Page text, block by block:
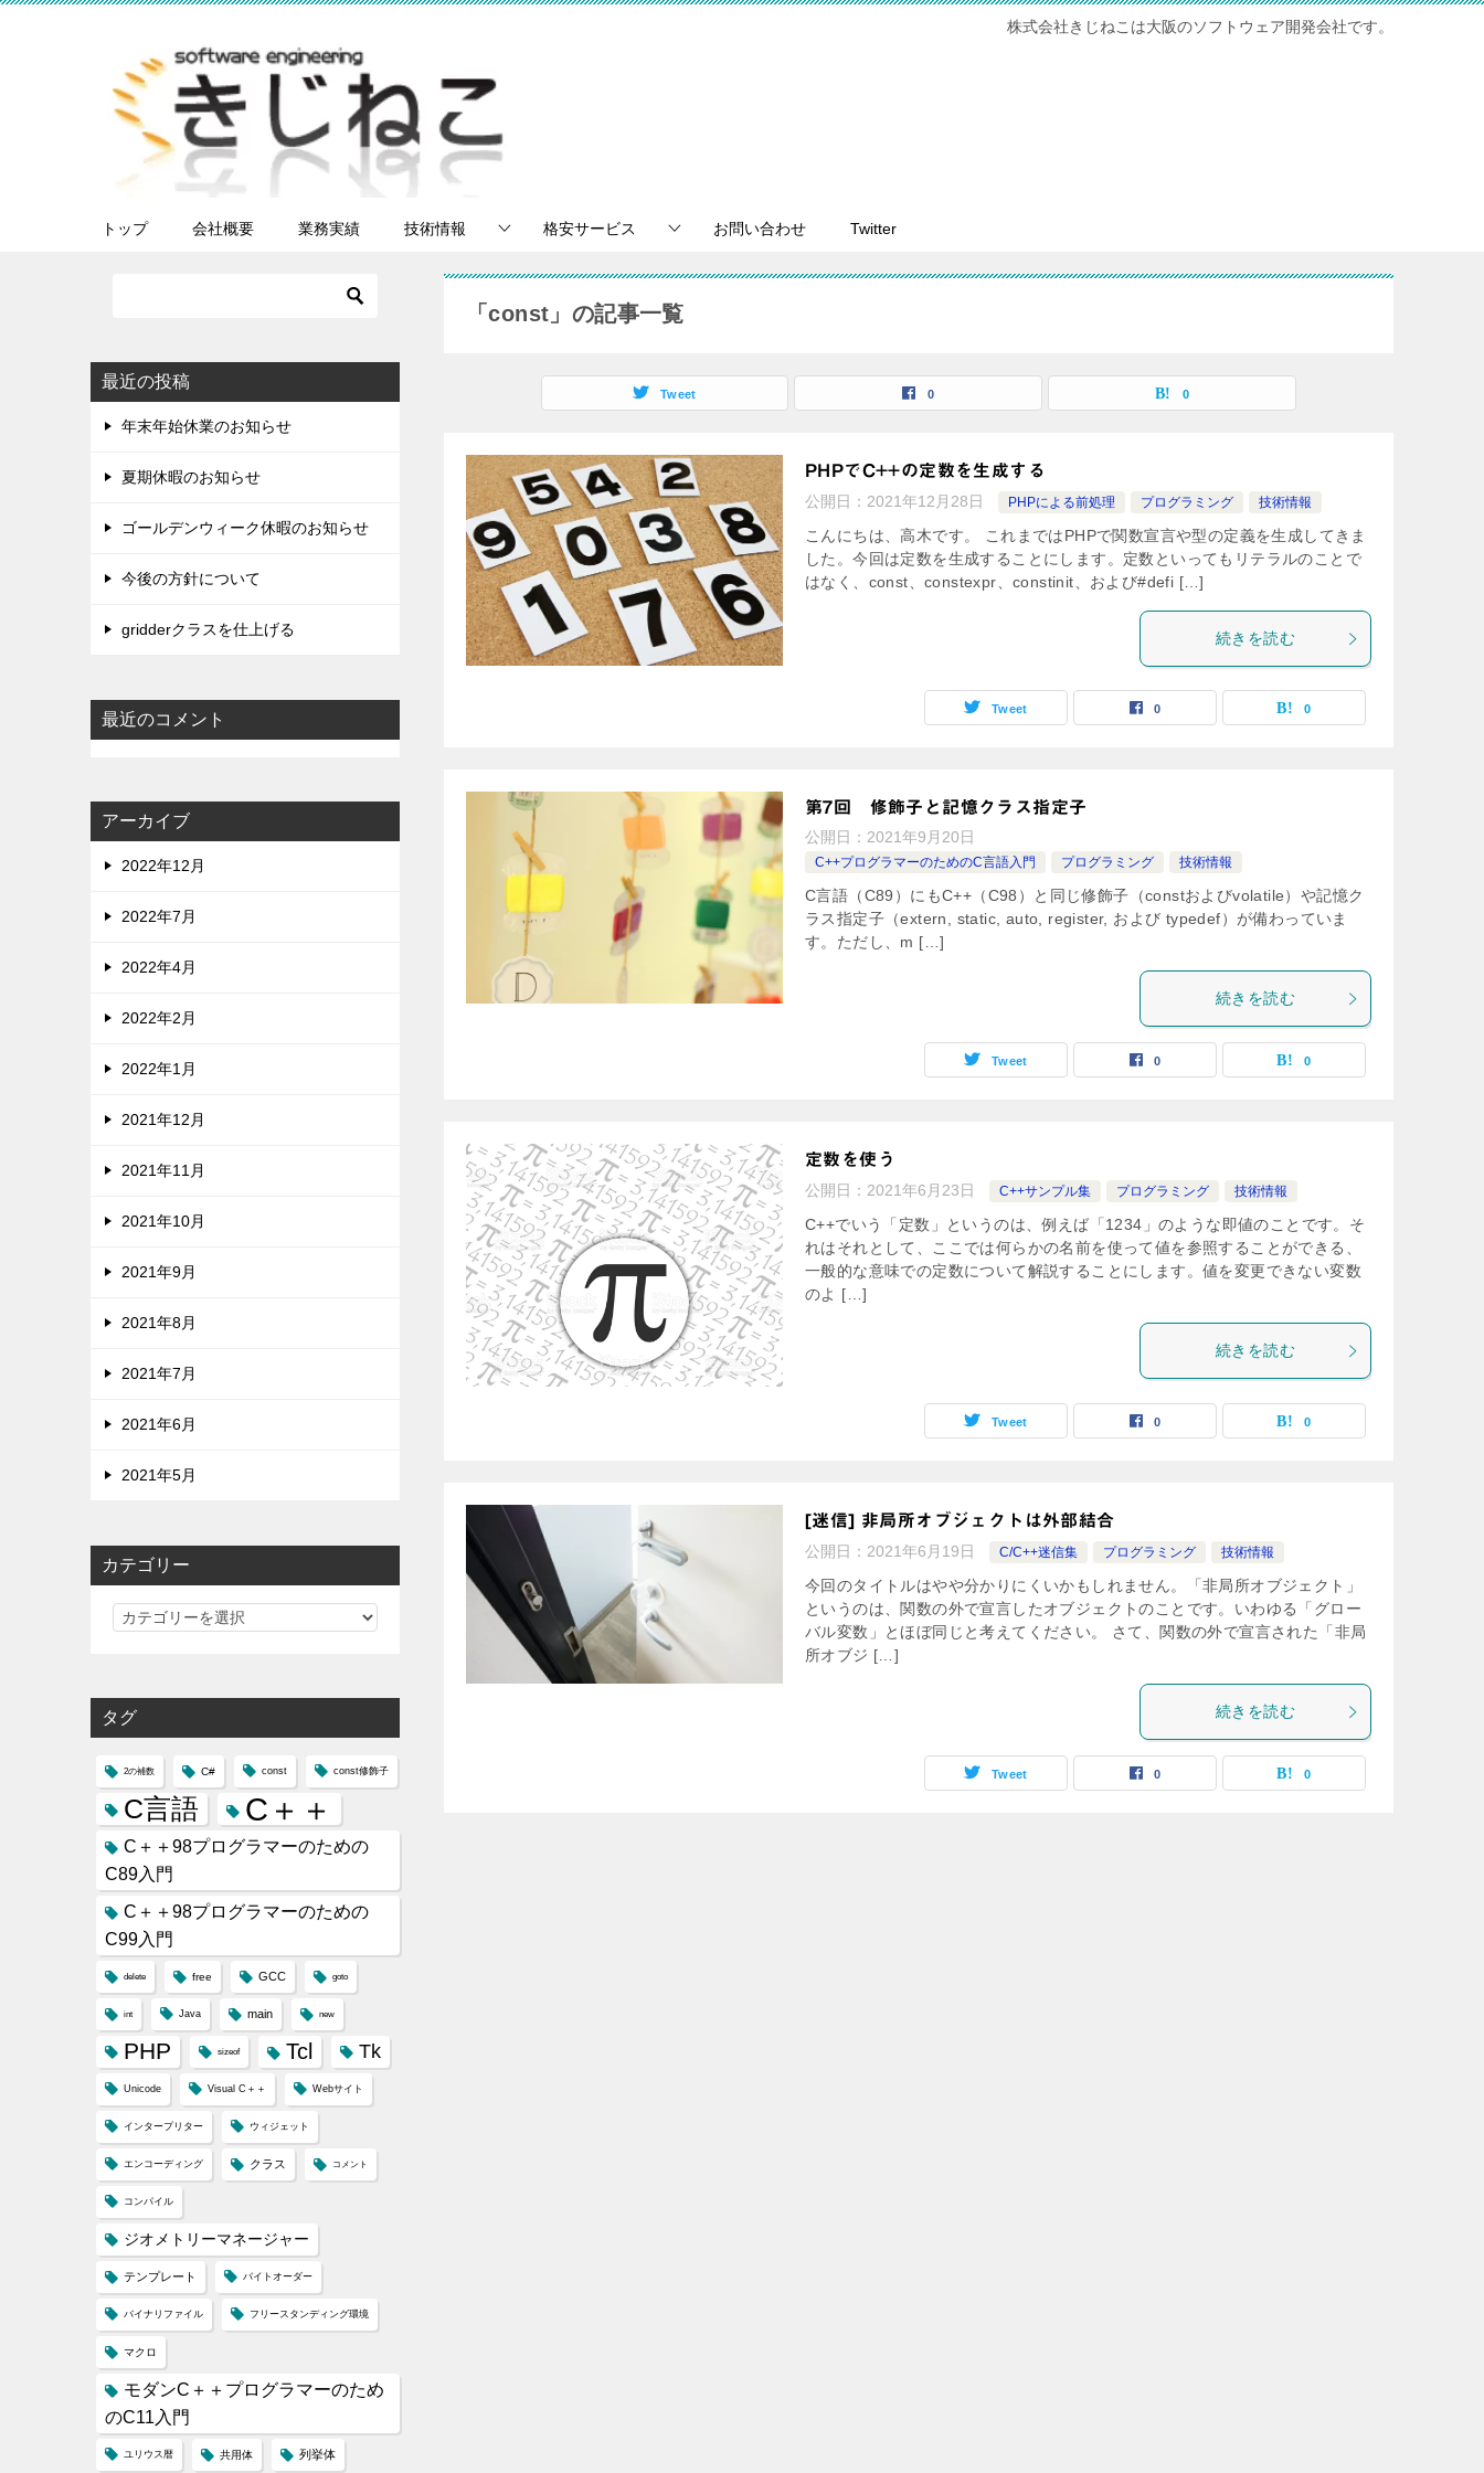
株式会社きじねこは大阪のソフトウェア開発会社です。
トップ 会社概要 業務実績 技術情報 格安サービス お問い合わせ Twitter
「const」の記事一覧
Tweet 0 0
PHPでC++の定数を生成する
公開日： 2021年12月28日 PHPによる前処理 プログラミング 技術情報
こんにちは、高木です。 これまではPHPで関数宣言や型の定義を生成してきま
した。今回は定数を生成することにします。定数といってもリテラルのことで
はなく、const、constexpr、constinit、および#defi […]
続きを読む
Tweet 0 0
第7回 修飾子と記憶クラス指定子
公開日： 2021年9月20日
C++プログラマーのためのC言語入門 プログラミング 技術情報
C言語（C89）にもC++（C98）と同じ修飾子（constおよびvolatile）や記憶ク
ラス指定子（extern, static, auto, register, および typedef）が備わっていま
す。ただし、m […]
続きを読む
Tweet 0 0
定数を使う
公開日： 2021年6月23日 C++サンプル集 プログラミング 技術情報
C++でいう「定数」というのは、例えば「1234」のような即値のことです。そ
れはそれとして、ここでは何らかの名前を使って値を参照することができる、
一般的な意味での定数について解説することにします。値を変更できない変数
のよ […]
続きを読む
Tweet 0 0
[迷信] 非局所オブジェクトは外部結合
公開日： 2021年6月19日 C/C++迷信集 プログラミング 技術情報
今回のタイトルはやや分かりにくいかもしれません。「非局所オブジェクト」
というのは、関数の外で宣言したオブジェクトのことです。いわゆる「グロー
バル変数」とほぼ同じと考えてください。 さて、関数の外で宣言された「非局
所オブジ […]
続きを読む
Tweet 0 0
最近の投稿
年末年始休業のお知らせ
夏期休暇のお知らせ
ゴールデンウィーク休暇のお知らせ
今後の方針について
gridderクラスを仕上げる
最近のコメント
アーカイブ
2022年12月
2022年7月
2022年4月
2022年2月
2022年1月
2021年12月
2021年11月
2021年10月
2021年9月
2021年8月
2021年7月
2021年6月
2021年5月
カテゴリー
カ
リ
ー
タグ
2の補数 C# const const修飾子
C言語 C＋＋
C＋＋98プログラマーのための
C89入門
C＋＋98プログラマーのための
C99入門
delete free GCC goto
int Java main new
PHP sizeof Tcl Tk
Unicode Visual C＋＋ Webサイト
インタープリター ウィジェット
エンコーディング クラス コメント
コンパイル
ジオメトリーマネージャー
テンプレート バイトオーダー
バイナリファイル フリースタンディング環境
マクロ
モダンC＋＋プログラマーのため
のC11入門
ユリウス暦 共用体 列挙体